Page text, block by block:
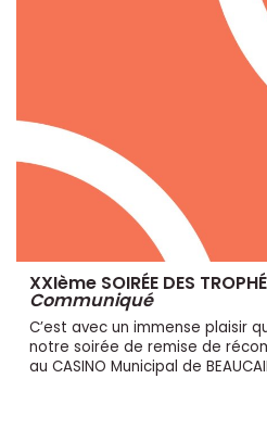
XXIème SOIRÉE DES
Communiqué
C’est avec un immense plaisir
notre soirée de remise de
au CASINO Municipal de